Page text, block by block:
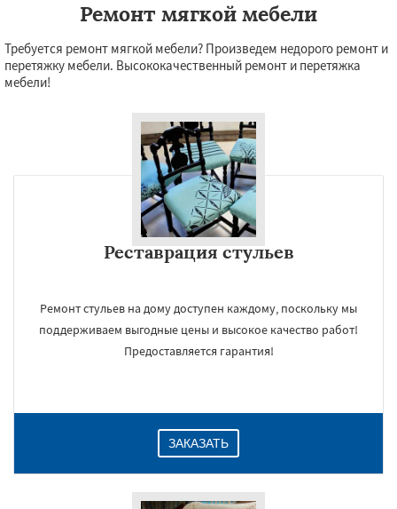
Ремонт мягкой мебели
Требуется ремонт мягкой мебели? Произведем недорого ремонт и
перетяжку мебели. Высококачественный ремонт и перетяжка
мебели!
Реставрация стульев
Ремонт стульев на дому доступен каждому, поскольку мы
поддерживаем выгодные цены и высокое качество работ!
Предоставляется гарантия!
ЗАКАЗАТЬ